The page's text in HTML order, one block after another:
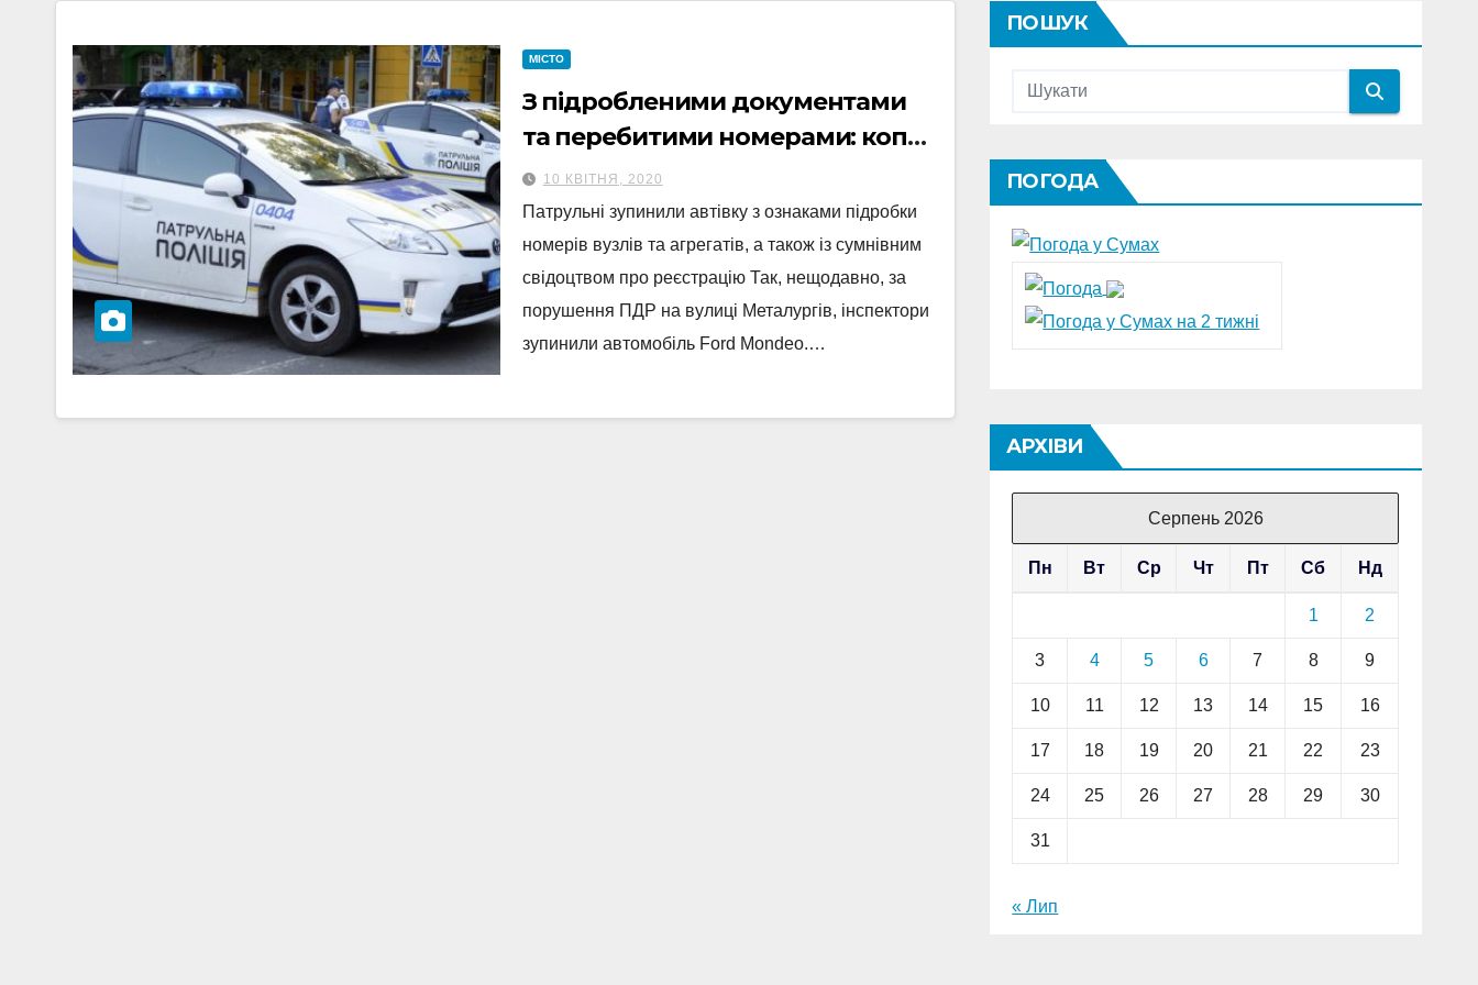
МІСТО
З підробленими документами
та перебитими номерами: копи
в Сумах зупинили авто
10 КВІТНЯ, 2020
Патрульні зупинили автівку з ознаками підробки
номерів вузлів та агрегатів, а також із сумнівним
свідоцтвом про реєстрацію Так, нещодавно, за
порушення ПДР на вулиці Металургів, інспектори
зупинили автомобіль Ford Mondeo.…
ПОШУК
ПОГОДА
АРХІВИ
Серпень 2026
Пн Вт Ср Чт Пт Сб Нд
1 2
3 4 5 6 7 8 9
10 11 12 13 14 15 16
17 18 19 20 21 22 23
24 25 26 27 28 29 30
31
« Лип